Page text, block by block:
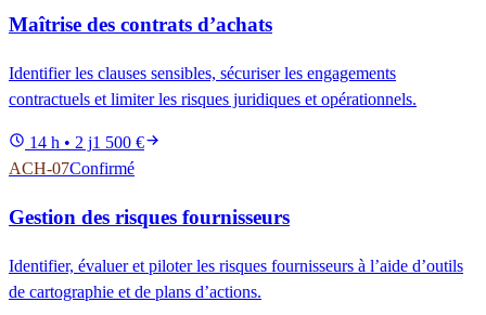
Maîtrise des contrats d’achats
Identifier les clauses sensibles, sécuriser les engagements
contractuels et limiter les risques juridiques et opérationnels.
14 h • 2 j1 500 €
ACH-07Confirmé
Gestion des risques fournisseurs
Identifier, évaluer et piloter les risques fournisseurs à l’aide d’outils
de cartographie et de plans d’actions.